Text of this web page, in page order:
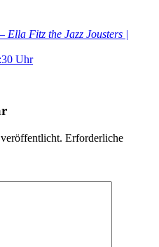
Ella Fitz the Jazz Jousters |
Uhr
Erforderliche